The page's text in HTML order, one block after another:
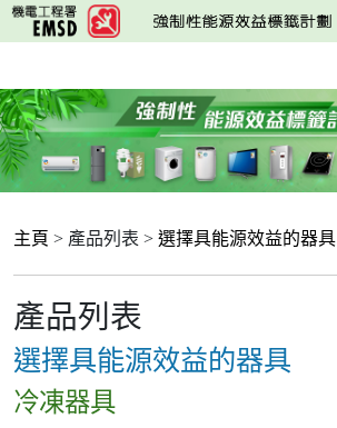
跳
至
要
內
容
主頁 > 產品列表 > 選擇具能源效益的器具
產品列表
選擇具能源效益的器具
冷凍器具